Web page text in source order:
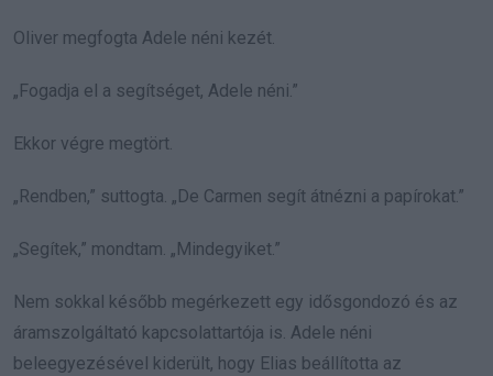
Oliver megfogta Adele néni kezét.
„Fogadja el a segítséget, Adele néni.”
Ekkor végre megtört.
„Rendben,” suttogta. „De Carmen segít átnézni a papírokat.”
„Segítek,” mondtam. „Mindegyiket.”
Nem sokkal később megérkezett egy idősgondozó és az
áramszolgáltató kapcsolattartója is. Adele néni
beleegyezésével kiderült, hogy Elias beállította az